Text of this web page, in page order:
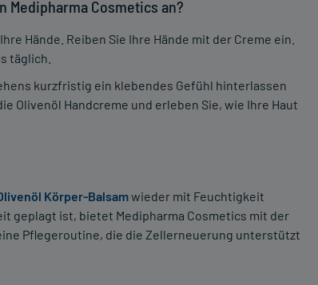
Medipharma Cosmetics an?
Hände. Reiben Sie Ihre Hände mit der Creme ein.
täglich.
kurzfristig ein klebendes Gefühl hinterlassen
Olivenöl Handcreme und erleben Sie, wie Ihre Haut
Körper-Balsamwieder mit Feuchtigkeit
geplagt ist, bietet Medipharma Cosmetics mit der
Pflegeroutine, die die Zellerneuerung unterstützt